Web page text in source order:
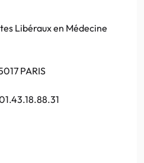
Libéraux en Médecine
PARIS